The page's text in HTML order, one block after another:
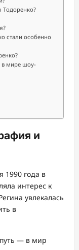
Тодоренко?
стали особенно
в мире шоу-
и
1990 года в
интерес к
увлекалась
в
— в мир